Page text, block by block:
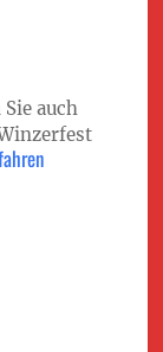
auch